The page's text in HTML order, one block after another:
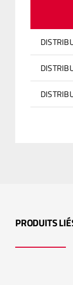
PRODUITS